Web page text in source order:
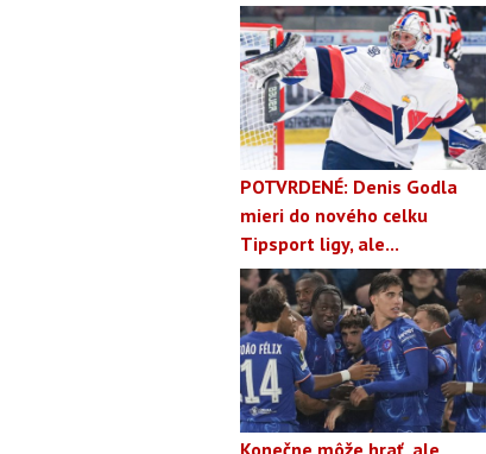
POTVRDENÉ: Denis Godla
mieri do nového celku
Tipsport ligy, ale...